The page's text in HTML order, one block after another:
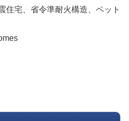
住宅、省令準耐火構造、ペット